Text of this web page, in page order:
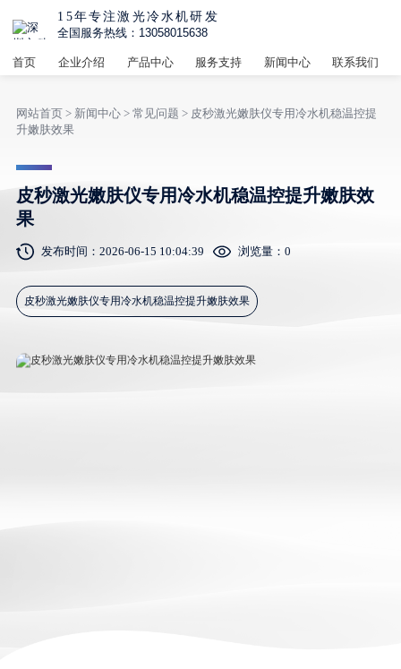
15年专注激光冷水机研发
全国服务热线：13058015638
首页 企业介绍 产品中心 服务支持 新闻中心 联系我们
网站首页> 新闻中心> 常见问题 > 皮秒激光嫩肤仪专用冷水机稳温控提
升嫩肤效果
皮秒激光嫩肤仪专用冷水机稳温控提升嫩肤效
果
发布时间：2026-06-15 10:04:39 浏览量： 0
皮秒激光嫩肤仪专用冷水机稳温控提升嫩肤效果